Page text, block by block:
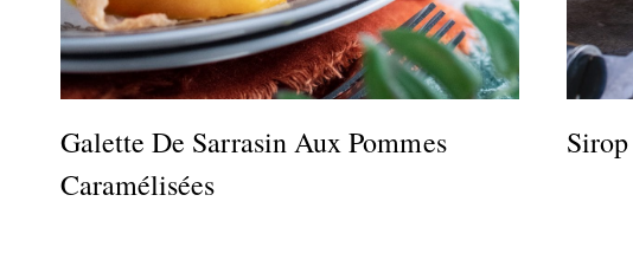
Galette De Sarrasin Aux Pommes
Caramélisées